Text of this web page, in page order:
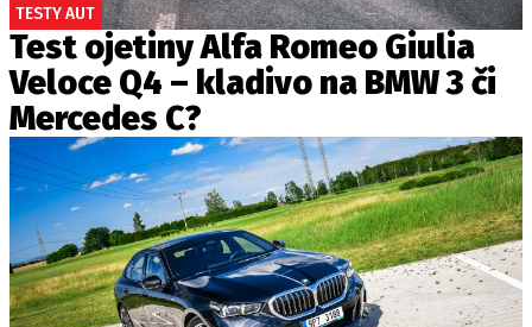
TESTY AUT
Test ojetiny Alfa Romeo Giulia
Veloce Q4 – kladivo na BMW 3 či
Mercedes C?